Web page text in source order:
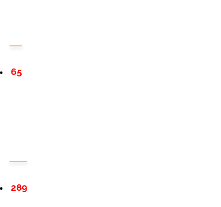
65
289